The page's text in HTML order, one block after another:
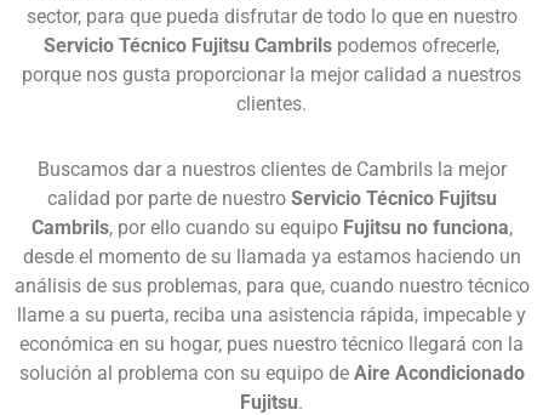
sector, para que pueda disfrutar de todo lo que en nuestro
Servicio Técnico Fujitsu Cambrils podemos ofrecerle,
porque nos gusta proporcionar la mejor calidad a nuestros
clientes.
Buscamos dar a nuestros clientes de Cambrils la mejor
calidad por parte de nuestro Servicio Técnico Fujitsu
Cambrils, por ello cuando su equipo Fujitsu no funciona,
desde el momento de su llamada ya estamos haciendo un
análisis de sus problemas, para que, cuando nuestro técnico
llame a su puerta, reciba una asistencia rápida, impecable y
económica en su hogar, pues nuestro técnico llegará con la
solución al problema con su equipo de Aire Acondicionado
Fujitsu.